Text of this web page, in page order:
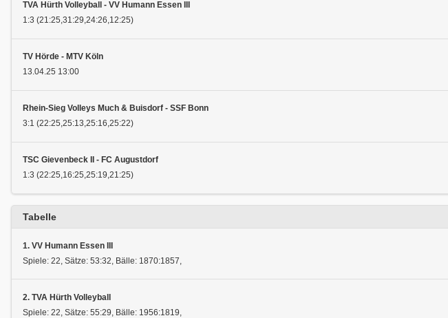
TVA Hürth Volleyball - VV Humann Essen III
1:3 (21:25,31:29,24:26,12:25)
TV Hörde - MTV Köln
13.04.25 13:00
Rhein-Sieg Volleys Much & Buisdorf - SSF Bonn
3:1 (22:25,25:13,25:16,25:22)
TSC Gievenbeck II - FC Augustdorf
1:3 (22:25,16:25,25:19,21:25)
Tabelle
1. VV Humann Essen III
Spiele: 22, Sätze: 53:32, Bälle: 1870:1857,
2. TVA Hürth Volleyball
Spiele: 22, Sätze: 55:29, Bälle: 1956:1819,